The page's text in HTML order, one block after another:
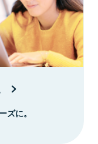
ズに。